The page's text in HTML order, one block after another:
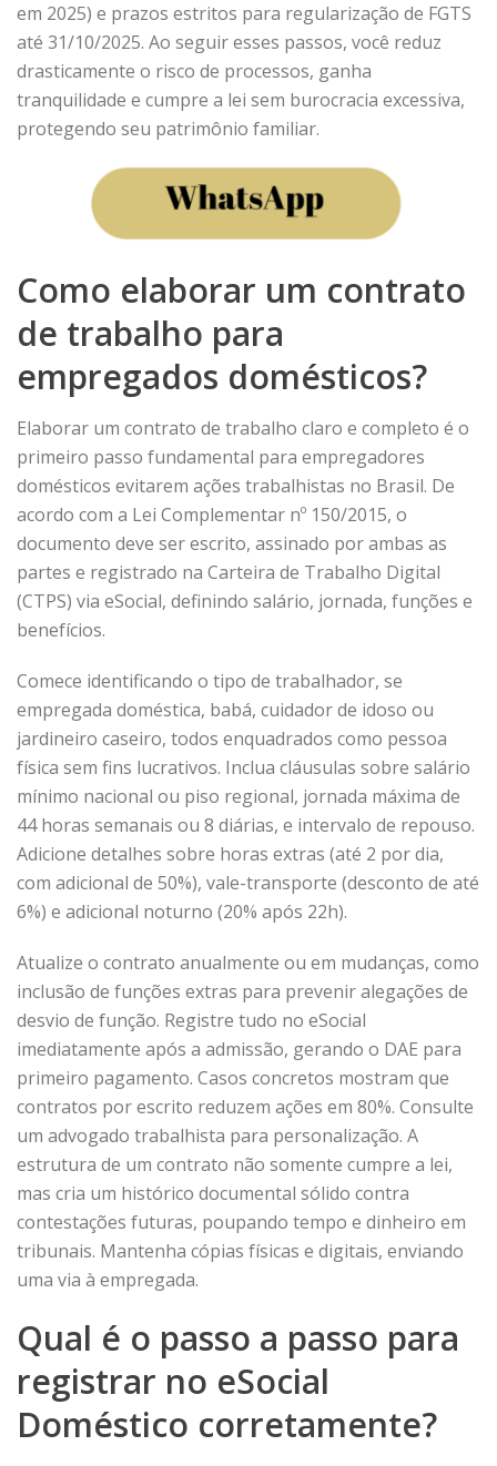
em 2025) e prazos estritos para regularização de FGTS
até 31/10/2025. Ao seguir esses passos, você reduz
drasticamente o risco de processos, ganha
tranquilidade e cumpre a lei sem burocracia excessiva,
protegendo seu patrimônio familiar.
Como elaborar um contrato
de trabalho para
empregados domésticos?
Elaborar um contrato de trabalho claro e completo é o
primeiro passo fundamental para empregadores
domésticos evitarem ações trabalhistas no Brasil. De
acordo com a Lei Complementar nº 150/2015, o
documento deve ser escrito, assinado por ambas as
partes e registrado na Carteira de Trabalho Digital
(CTPS) via eSocial, definindo salário, jornada, funções e
benefícios.
Comece identificando o tipo de trabalhador, se
empregada doméstica, babá, cuidador de idoso ou
jardineiro caseiro, todos enquadrados como pessoa
física sem fins lucrativos. Inclua cláusulas sobre salário
mínimo nacional ou piso regional, jornada máxima de
44 horas semanais ou 8 diárias, e intervalo de repouso.
Adicione detalhes sobre horas extras (até 2 por dia,
com adicional de 50%), vale-transporte (desconto de até
6%) e adicional noturno (20% após 22h).
Atualize o contrato anualmente ou em mudanças, como
inclusão de funções extras para prevenir alegações de
desvio de função. Registre tudo no eSocial
imediatamente após a admissão, gerando o DAE para
primeiro pagamento. Casos concretos mostram que
contratos por escrito reduzem ações em 80%. Consulte
um advogado trabalhista para personalização. A
estrutura de um contrato não somente cumpre a lei,
mas cria um histórico documental sólido contra
contestações futuras, poupando tempo e dinheiro em
tribunais. Mantenha cópias físicas e digitais, enviando
uma via à empregada.
Qual é o passo a passo para
registrar no eSocial
Doméstico corretamente?